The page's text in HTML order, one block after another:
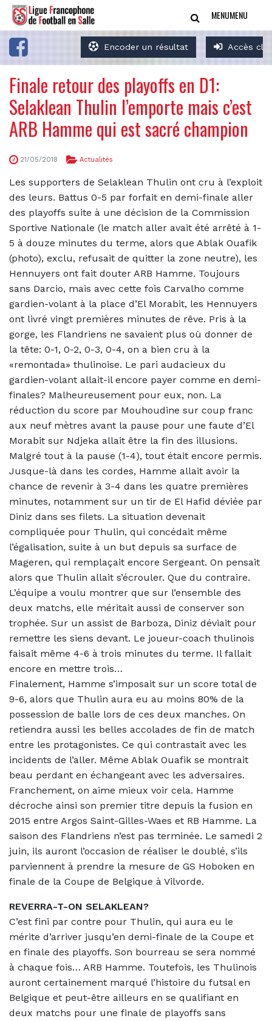
Encoder un résultat Accès
MENUMENU
Finale retour des playoffs en D1:
Selaklean Thulin l’emporte mais c’est
ARB Hamme qui est sacré champion
21/05/2018 Actualités
Les supporters de Selaklean Thulin ont cru à l’exploit
des leurs. Battus 0-5 par forfait en demi-finale aller
des playoffs suite à une décision de la Commission
Sportive Nationale (le match aller avait été arrêté à 1-
5 à douze minutes du terme, alors que Ablak Ouafik
(photo), exclu, refusait de quitter la zone neutre), les
Hennuyers ont fait douter ARB Hamme. Toujours
sans Darcio, mais avec cette fois Carvalho comme
gardien-volant à la place d’El Morabit, les Hennuyers
ont livré vingt premières minutes de rêve. Pris à la
gorge, les Flandriens ne savaient plus où donner de
la tête: 0-1, 0-2, 0-3, 0-4, on a bien cru à la
«remontada» thulinoise. Le pari audacieux du
gardien-volant allait-il encore payer comme en demi-
finales? Malheureusement pour eux, non. La
réduction du score par Mouhoudine sur coup franc
aux neuf mètres avant la pause pour une faute d’El
Morabit sur Ndjeka allait être la fin des illusions.
Malgré tout à la pause (1-4), tout était encore permis.
Jusque-là dans les cordes, Hamme allait avoir la
chance de revenir à 3-4 dans les quatre premières
minutes, notamment sur un tir de El Hafid déviée par
Diniz dans ses filets. La situation devenait
compliquée pour Thulin, qui concédait même
l’égalisation, suite à un but depuis sa surface de
Mageren, qui remplaçait encore Sergeant. On pensait
alors que Thulin allait s’écrouler. Que du contraire.
L’équipe a voulu montrer que sur l’ensemble des
deux matchs, elle méritait aussi de conserver son
trophée. Sur un assist de Barboza, Diniz déviait pour
remettre les siens devant. Le joueur-coach thulinois
faisait même 4-6 à trois minutes du terme. Il fallait
encore en mettre trois…
Finalement, Hamme s’imposait sur un score total de
9-6, alors que Thulin aura eu au moins 80% de la
possession de balle lors de ces deux manches. On
retiendra aussi les belles accolades de fin de match
entre les protagonistes. Ce qui contrastait avec les
incidents de l’aller. Même Ablak Ouafik se montrait
beau perdant en échangeant avec les adversaires.
Franchement, on aime mieux voir cela. Hamme
décroche ainsi son premier titre depuis la fusion en
2015 entre Argos Saint-Gilles-Waes et RB Hamme. La
saison des Flandriens n’est pas terminée. Le samedi 2
juin, ils auront l’occasion de réaliser le doublé, s’ils
parviennent à prendre la mesure de GS Hoboken en
finale de la Coupe de Belgique à Vilvorde.
REVERRA-T-ON SELAKLEAN?
C’est fini par contre pour Thulin, qui aura eu le
mérite d’arriver jusqu’en demi-finale de la Coupe et
en finale des playoffs. Son bourreau se sera nommé
à chaque fois… ARB Hamme. Toutefois, les Thulinois
auront certainement marqué l’histoire du futsal en
Belgique et peut-être ailleurs en se qualifiant en
deux matchs pour une finale de playoffs sans